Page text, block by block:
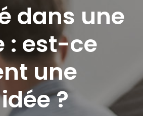
dans une
: est-ce
une
?